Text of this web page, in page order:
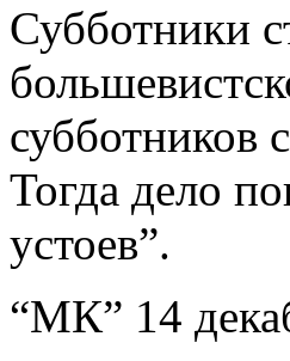
Субботники
субботников
Тогда дело
устоев”.
“МК” 14